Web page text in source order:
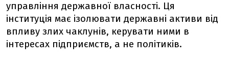
управління державної власності. Ця
інституція має ізолювати державні активи від
впливу злих чаклунів, керувати ними в
інтересах підприємств, а не політиків.